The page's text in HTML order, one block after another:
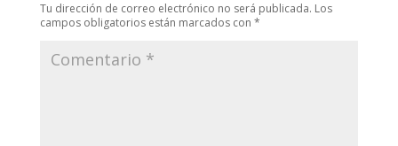
Tu dirección de correo electrónico no será publicada. Los
campos obligatorios están marcados con *